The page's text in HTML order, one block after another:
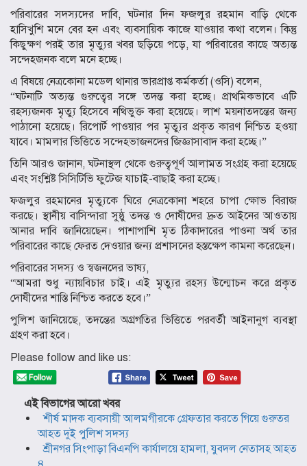
পরিবারের সদস্যদের দাবি, ঘটনার দিন ফজলুর রহমান বাড়ি থেকে
হাসিখুশি মনে বের হন এবং ব্যবসায়িক কাজে যাওয়ার কথা বলেন। কিন্তু
কিছুক্ষণ পরই তার মৃত্যুর খবর ছড়িয়ে পড়ে, যা পরিবারের কাছে অত্যন্ত
সন্দেহজনক বলে মনে হচ্ছে।
এ বিষয়ে নেত্রকোনা মডেল থানার ভারপ্রাপ্ত কর্মকর্তা (ওসি) বলেন,
“ঘটনাটি অত্যন্ত গুরুত্বের সঙ্গে তদন্ত করা হচ্ছে। প্রাথমিকভাবে এটি
রহস্যজনক মৃত্যু হিসেবে নথিভুক্ত করা হয়েছে। লাশ ময়নাতদন্তের জন্য
পাঠানো হয়েছে। রিপোর্ট পাওয়ার পর মৃত্যুর প্রকৃত কারণ নিশ্চিত হওয়া
যাবে। মামলার ভিত্তিতে সন্দেহভাজনদের জিজ্ঞাসাবাদ করা হচ্ছে।”
তিনি আরও জানান, ঘটনাস্থল থেকে গুরুত্বপূর্ণ আলামত সংগ্রহ করা হয়েছে
এবং সংশ্লিষ্ট সিসিটিভি ফুটেজ যাচাই-বাছাই করা হচ্ছে।
ফজলুর রহমানের মৃত্যুকে ঘিরে নেত্রকোনা শহরে চাপা ক্ষোভ বিরাজ
করছে। স্থানীয় বাসিন্দারা সুষ্ঠু তদন্ত ও দোষীদের দ্রুত আইনের আওতায়
আনার দাবি জানিয়েছেন। পাশাপাশি মৃত ঠিকাদারের পাওনা অর্থ তার
পরিবারের কাছে ফেরত দেওয়ার জন্য প্রশাসনের হস্তক্ষেপ কামনা করেছেন।
পরিবারের সদস্য ও স্বজনদের ভাষ্য,
“আমরা শুধু ন্যায়বিচার চাই। এই মৃত্যুর রহস্য উন্মোচন করে প্রকৃত
দোষীদের শাস্তি নিশ্চিত করতে হবে।”
পুলিশ জানিয়েছে, তদন্তের অগ্রগতির ভিত্তিতে পরবর্তী আইনানুগ ব্যবস্থা
গ্রহণ করা হবে।
Please follow and like us:
এই বিভাগের আরো খবর
শীর্ষ মাদক ব্যবসায়ী আলমগীরকে গ্রেফতার করতে গিয়ে গুরুতর
আহত দুই পুলিশ সদস্য
শ্রীনগর সিংপাড়া বিএনপি কার্যালয়ে হামলা, যুবদল নেতাসহ আহত